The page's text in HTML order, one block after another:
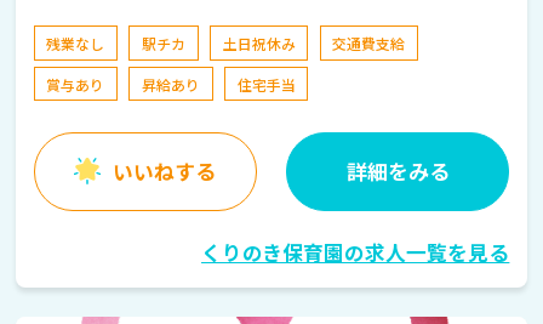
残業なし 駅チカ 土日祝休み
交通費支給
賞与あり
昇給あり 住宅手当
いいねする 詳細をみる
くりのき保育園の求人一覧を見る